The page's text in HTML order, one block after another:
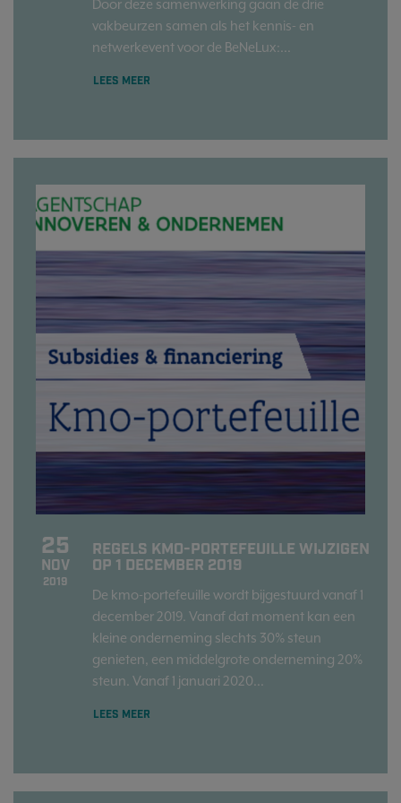
Door deze samenwerking gaan de drie
vakbeurzen samen als het kennis- en
netwerkevent voor de BeNeLux:...
LEES MEER
25
NOV
2019
REGELS KMO-PORTEFEUILLE WIJZIGEN
OP 1 DECEMBER 2019
De kmo-portefeuille wordt bijgestuurd vanaf 1
december 2019. Vanaf dat moment kan een
kleine onderneming slechts 30% steun
genieten, een middelgrote onderneming 20%
steun. Vanaf 1 januari 2020...
LEES MEER